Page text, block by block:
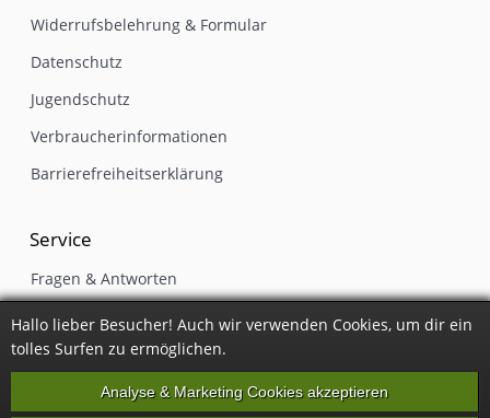
Widerrufsbelehrung & Formular
Datenschutz
Jugendschutz
Verbraucherinformationen
Barrierefreiheitserklärung
Service
Fragen & Antworten
Gutschein einlösen
Kontakt
Newsletter
Hallo lieber Besucher! Auch wir verwenden Cookies, um dir ein
tolles Surfen zu ermöglichen.
Analyse & Marketing Cookies akzeptieren